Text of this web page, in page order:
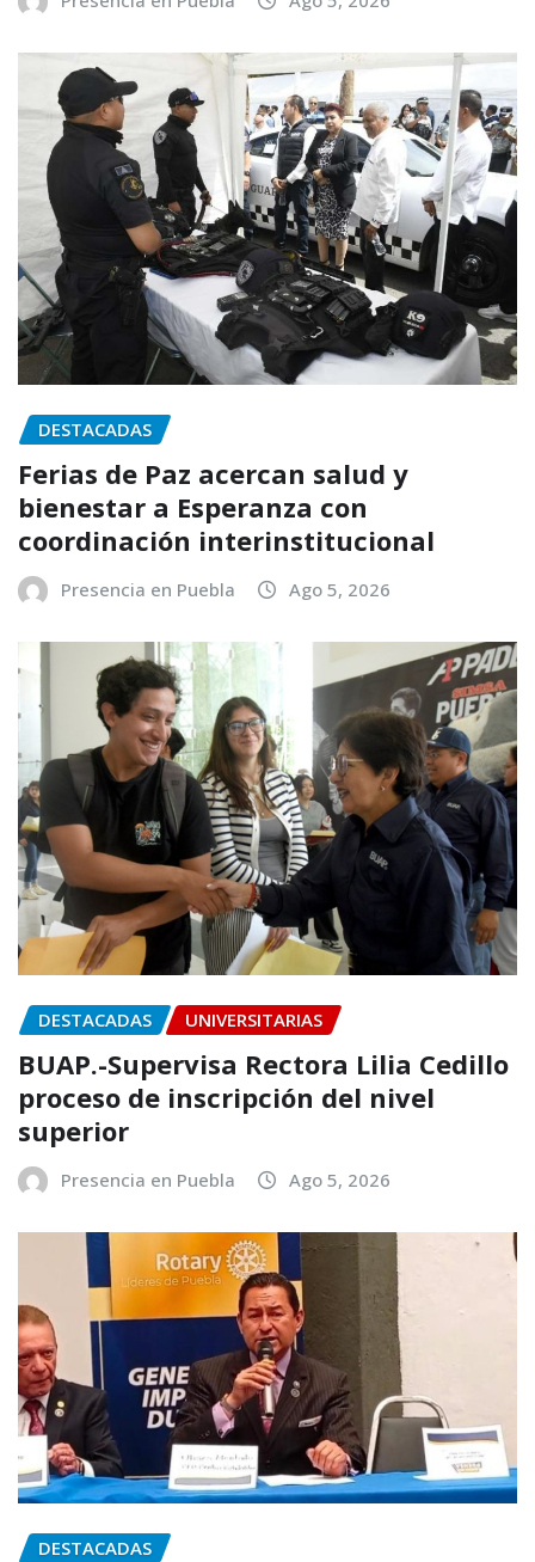
DESTACADAS
Ferias de Paz acercan salud y
bienestar a Esperanza con
coordinación interinstitucional
Presencia en Puebla Ago 5, 2026
DESTACADAS UNIVERSITARIAS
BUAP.-Supervisa Rectora Lilia Cedillo
proceso de inscripción del nivel
superior
Presencia en Puebla Ago 5, 2026
DESTACADAS